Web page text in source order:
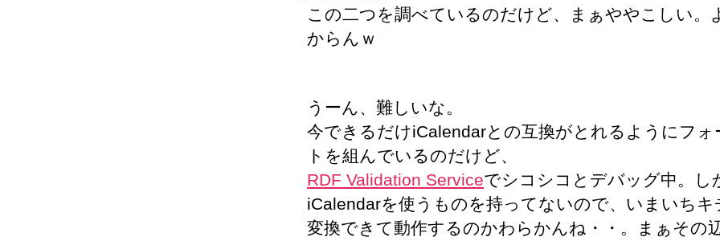
この二つを調べているのだけど、まぁややこしい。
からんｗ
うーん、難しいな。
今できるだけiCalendarとの互換がとれるようにフォ
トを組んでいるのだけど、
RDF Validation Serviceでシコシコとデバッグ中。し
iCalendarを使うものを持ってないので、いまいちキ
変換できて動作するのかわらかんね・・。まぁその